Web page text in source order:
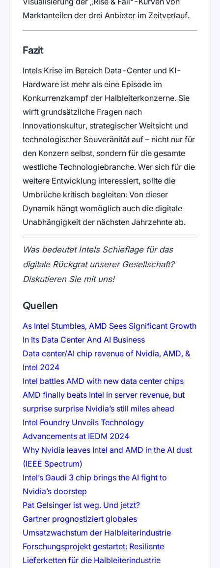
Marktanteilen der drei Anbieter im Zeitverlauf.
Fazit
Intels Krise im Bereich Data-Center und KI-
Hardware ist mehr als eine Episode im
Konkurrenzkampf der Halbleiterkonzerne. Sie
wirft grundsätzliche Fragen nach
Innovationskultur, strategischer Weitsicht und
technologischer Souveränität auf – nicht nur für
den Konzern selbst, sondern für die gesamte
westliche Technologiebranche. Wer sich für die
weitere Entwicklung interessiert, sollte die
Umbrüche kritisch begleiten: Von dieser
Dynamik hängt womöglich auch die digitale
Unabhängigkeit der nächsten Jahrzehnte ab.
Was bedeutet Intels Schieflage für das
digitale Rückgrat unserer Gesellschaft?
Diskutieren Sie mit uns!
Quellen
As Intel Stumbles, AMD Sees Significant Growth
In Its Data Center And AI Business(öffnet in neuem
Data center/AI chip revenue of Nvidia, AMD, &
Intel 2024(öffnet in neuem Tab)
Intel battles AMD with new data center chips(öffnet in
AMD finally beats Intel in server revenue, but
surprise surprise Nvidia’s still miles ahead(öffnet in
Intel Foundry Unveils Technology
Advancements at IEDM 2024(öffnet in neuem Tab)
Why Nvidia leaves Intel and AMD in the AI dust
(IEEE Spectrum)(öffnet in neuem Tab)
Intel’s Gaudi 3 chip brings the AI fight to
Nvidia’s doorstep(öffnet in neuem Tab)
Pat Gelsinger ist weg. Und jetzt?(öffnet in neuem Tab)
Gartner prognostiziert globales
Umsatzwachstum der Halbleiterindustrie(öffnet in
Forschungsprojekt gestartet: Resiliente
Lieferketten für die Halbleiterindustrie(öffnet in